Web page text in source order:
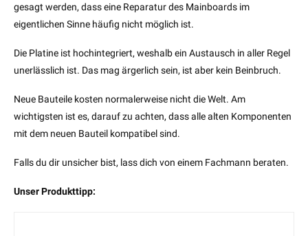
gesagt werden, dass eine Reparatur des Mainboards im
eigentlichen Sinne häufig nicht möglich ist.
Die Platine ist hochintegriert, weshalb ein Austausch in aller Regel
unerlässlich ist. Das mag ärgerlich sein, ist aber kein Beinbruch.
Neue Bauteile kosten normalerweise nicht die Welt. Am
wichtigsten ist es, darauf zu achten, dass alle alten Komponenten
mit dem neuen Bauteil kompatibel sind.
Falls du dir unsicher bist, lass dich von einem Fachmann beraten.
Unser Produkttipp: